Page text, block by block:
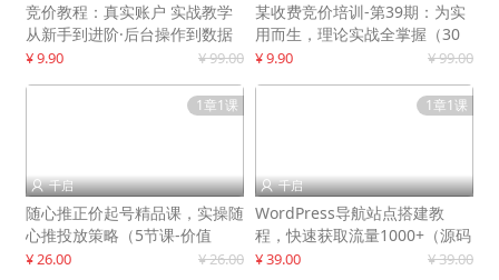
竞价教程：真实账户 实战教学
从新手到进阶·后台操作到数据
优化
¥ 9.90 ¥ 99.00
某收费竞价培训-第39期：为实
用而生，理论实战全掌握（30
节课）
¥ 9.90 ¥ 99.00
1章1课
 千启
随心推正价起号精品课，实操随
心推投放策略（5节课-价值
298）
¥ 26.00 ¥ 26.00
1章1课
 千启
WordPress导航站点搭建教
程，快速获取流量1000+（源码
+教程）
¥ 39.00 ¥ 39.00